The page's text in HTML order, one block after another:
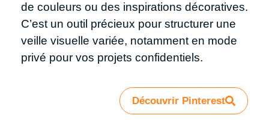
de couleurs ou des inspirations décoratives.
C’est un outil précieux pour structurer une
veille visuelle variée, notamment en mode
privé pour vos projets confidentiels.
Découvrir Pinterest